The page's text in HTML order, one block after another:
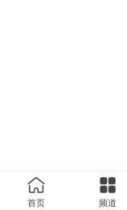
首页 频道